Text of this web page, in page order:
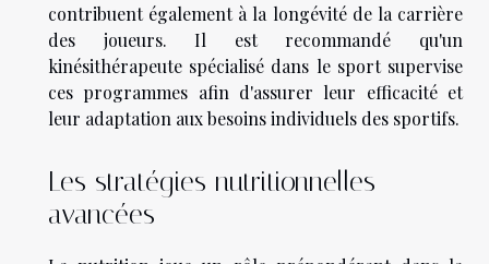
contribuent également à la longévité de la carrière
des joueurs. Il est recommandé qu'un
kinésithérapeute spécialisé dans le sport supervise
ces programmes afin d'assurer leur efficacité et
leur adaptation aux besoins individuels des sportifs.
Les stratégies nutritionnelles
avancées